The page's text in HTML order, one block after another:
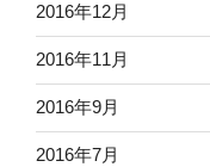
2016年12月
2016年11月
2016年9月
2016年7月